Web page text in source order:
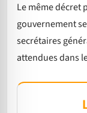
Le même décret
gouvernement
secrétaires
attendues dans